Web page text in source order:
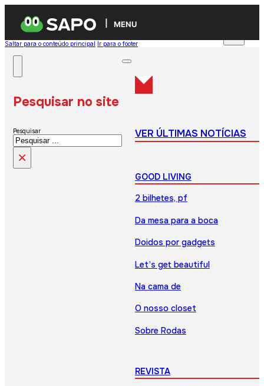
MENU
Saltar para o conteúdo principal Ir para o footer
Pesquisar no site
Pesquisar
×
VER ÚLTIMAS NOTÍCIAS
GOOD LIVING
2 bilhetes, pf
Da mesa para a boca
Doidos por gadgets
Let’s get beautiful
Na cama de
O nosso closet
Sobre Rodas
REVISTA